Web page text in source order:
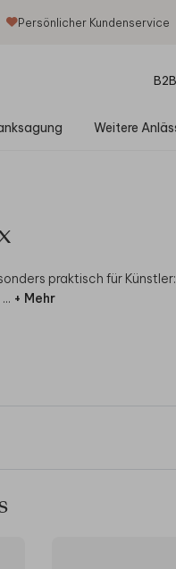
Persönlicher Kundenservice
B2B
Weitere
praktisch für
... + Mehr